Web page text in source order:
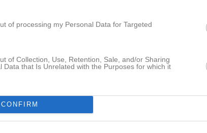
of processing my Personal Data for Targeted
of Collection, Use, Retention, Sale, and/or Sharing
Data that Is Unrelated with the Purposes for which it
CONFIRM